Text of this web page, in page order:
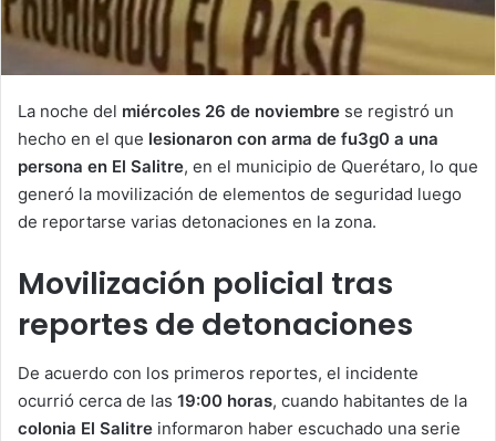
La noche del miércoles 26 de noviembre se registró un
hecho en el que lesionaron con arma de fu3g0 a una
persona en El Salitre, en el municipio de Querétaro, lo que
generó la movilización de elementos de seguridad luego
de reportarse varias detonaciones en la zona.
Movilización policial tras
reportes de detonaciones
De acuerdo con los primeros reportes, el incidente
ocurrió cerca de las 19:00 horas, cuando habitantes de la
colonia El Salitre informaron haber escuchado una serie